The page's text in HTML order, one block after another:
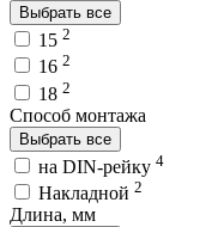
Выбрать все
15 2
16 2
18 2
Способ монтажа
Выбрать все
на DIN-рейку 4
Накладной 2
Длина, мм